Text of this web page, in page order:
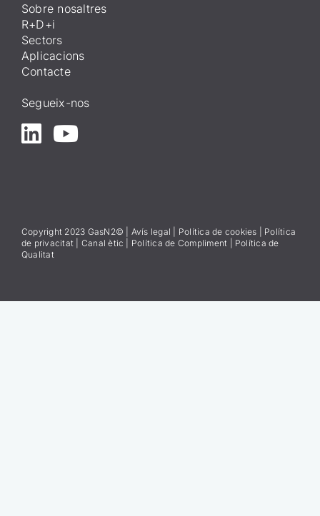
Sobre nosaltres
R+D+i
Sectors
Aplicacions
Contacte
Segueix-nos
Copyright 2023 GasN2© | Avís legal Política de cookies
Política
de privacitat
Canal ètic Política de Compliment
Política de
Qualitat